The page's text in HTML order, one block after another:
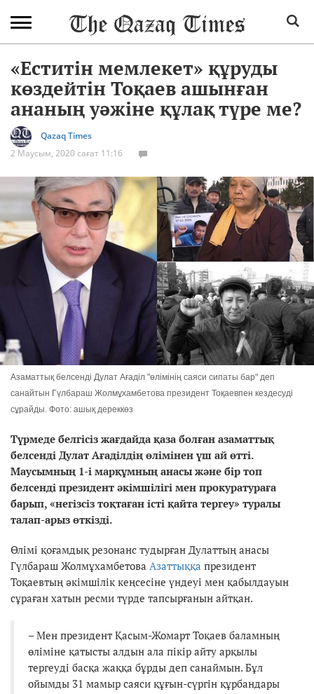
«Еститін мемлекет» құруды
көздейтін Тоқаев ашынған
ананың уәжіне құлақ түре ме?
Qazaq Times
2 Маусым, 2020 сағат 11:16
Азаматтық белсенді Дулат Ағаділ "өлімінің саяси сипаты бар" деп
санайтын Гүлбараш Жолмұхамбетова президент Тоқаевпен кездесуді
сұрайды. Фото: ашық дереккөз
Түрмеде белгісіз жағдайда қаза болған азаматтық
белсенді Дулат Ағаділдің өлімінен үш ай өтті.
Маусымның 1-і марқұмның анасы және бір топ
белсенді президент әкімшілігі мен прокуратураға
барып, «негізсіз тоқтаған істі қайта тергеу» туралы
талап-арыз өткізді.
Өлімі қоғамдық резонанс тудырған Дулаттың анасы
Гүлбараш Жолмұхамбетова Азаттыққа президент
Тоқаевтың әкімшілік кеңсесіне үндеуі мен қабылдауын
сұраған хатын ресми түрде тапсырғанын айтқан.
– Мен президент Қасым-Жомарт Тоқаев баламның
өліміне қатысты алдын ала пікір айту арқылы
тергеуді басқа жаққа бұрды деп санаймын. Бұл
ойымды 31 мамыр саяси құғын-сүргін құрбандары